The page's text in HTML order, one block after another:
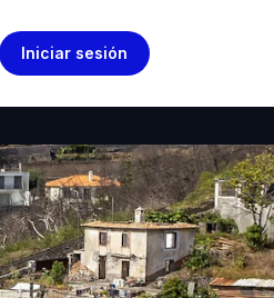
Iniciar sesión